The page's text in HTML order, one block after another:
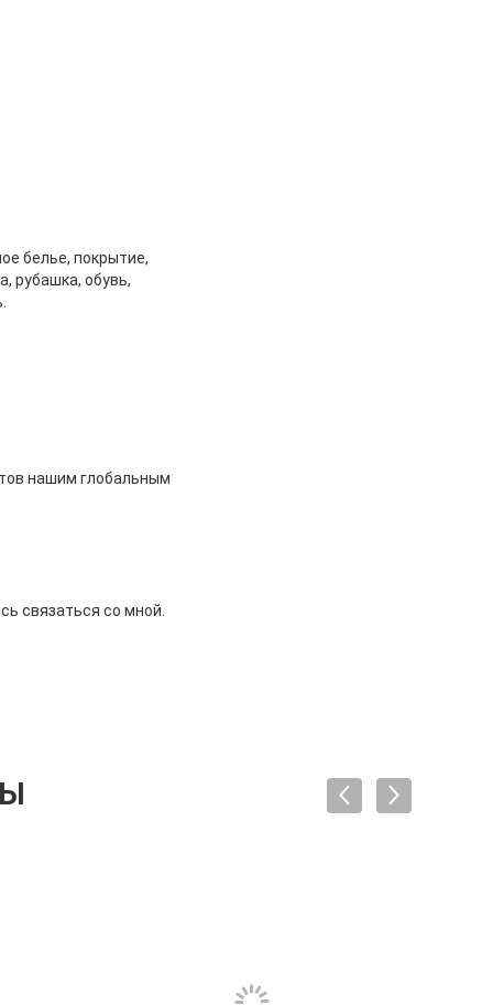
белье, покрытие,
рубашка, обувь,
нашим глобальным
связаться со мной.